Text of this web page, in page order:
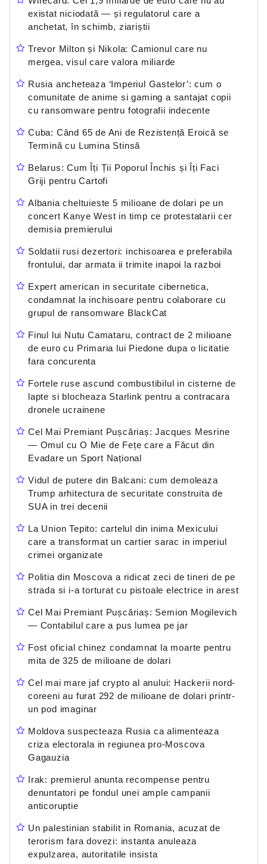
existat niciodată — și regulatorul care a
anchetat, în schimb, ziariștii
Trevor Milton și Nikola: Camionul care nu
mergea, visul care valora miliarde
Rusia ancheteaza ‘Imperiul Gastelor’: cum o
comunitate de anime si gaming a santajat copii
cu ransomware pentru fotografii indecente
Cuba: Când 65 de Ani de Rezistență Eroică se
Termină cu Lumina Stinsă
Belarus: Cum Îți Ții Poporul Închis și Îți Faci
Griji pentru Cartofi
Albania cheltuieste 5 milioane de dolari pe un
concert Kanye West in timp ce protestatarii cer
demisia premierului
Soldatii rusi dezertori: inchisoarea e preferabila
frontului, dar armata ii trimite inapoi la razboi
Expert american in securitate cibernetica,
condamnat la inchisoare pentru colaborare cu
grupul de ransomware BlackCat
Finul lui Nutu Camataru, contract de 2 milioane
de euro cu Primaria lui Piedone dupa o licitatie
fara concurenta
Fortele ruse ascund combustibilul in cisterne de
lapte si blocheaza Starlink pentru a contracara
dronele ucrainene
Cel Mai Premiant Pușcăriaș: Jacques Mesrine
— Omul cu O Mie de Fețe care a Făcut din
Evadare un Sport Național
Vidul de putere din Balcani: cum demoleaza
Trump arhitectura de securitate construita de
SUA in trei decenii
La Union Tepito: cartelul din inima Mexicului
care a transformat un cartier sarac in imperiul
crimei organizate
Politia din Moscova a ridicat zeci de tineri de pe
strada si i-a torturat cu pistoale electrice in arest
Cel Mai Premiant Pușcăriaș: Semion Mogilevich
— Contabilul care a pus lumea pe jar
Fost oficial chinez condamnat la moarte pentru
mita de 325 de milioane de dolari
Cel mai mare jaf crypto al anului: Hackerii nord-
coreeni au furat 292 de milioane de dolari printr-
un pod imaginar
Moldova suspecteaza Rusia ca alimenteaza
criza electorala in regiunea pro-Moscova
Gagauzia
Irak: premierul anunta recompense pentru
denuntatori pe fondul unei ample campanii
anticoruptie
Un palestinian stabilit in Romania, acuzat de
terorism fara dovezi: instanta anuleaza
expulzarea, autoritatile insista